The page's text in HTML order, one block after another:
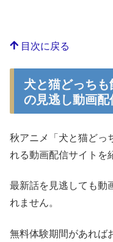
目次に戻る
犬と猫どっち
の見逃し動画
秋アニメ「犬と猫どっ
れる動画配信サイトを
最新話を見逃しても動
れません。
無料体験期間があれば